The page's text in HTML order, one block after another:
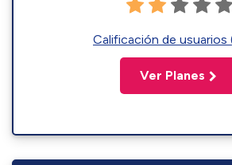
Calificación de usuarios
Ver Planes